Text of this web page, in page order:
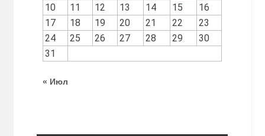
10
11 12 13 14 15
16
17
18 19 20 21 22
23
24
25 26 27 28 29
30
31
« Июл